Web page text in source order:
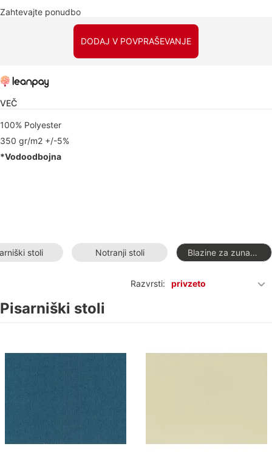
Zahtevajte ponudbo
DODAJ V POVPRAŠEVANJE
VEČ
100% Polyester
350 gr/m2 +/-5%
*Vodoodbojna
stoli Notranji stoli Blazine za zunanjo uporabo
Razvrsti: privzeto
Pisarniški stoli